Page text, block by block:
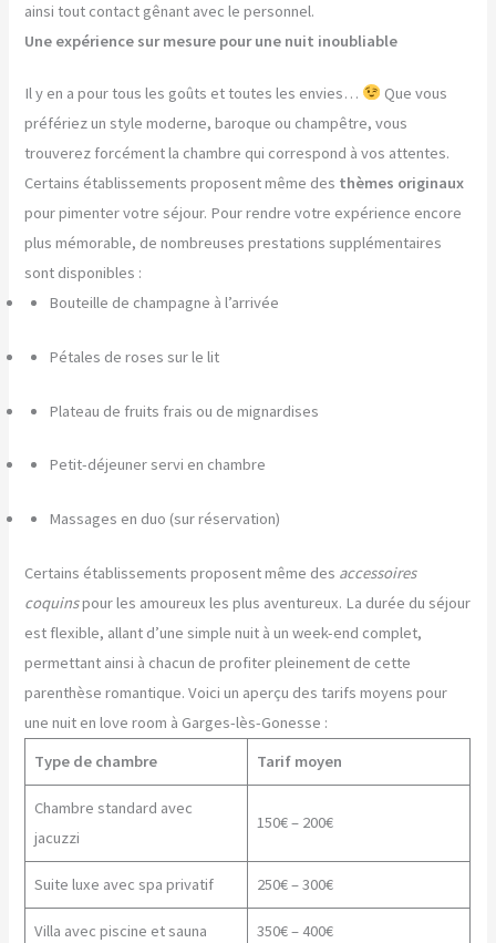
ainsi tout contact gênant avec le personnel.
Une expérience sur mesure pour une nuit inoubliable
Il y en a pour tous les goûts et toutes les envies…
Que vous
préfériez un style moderne, baroque ou champêtre, vous
trouverez forcément la chambre qui correspond à vos attentes.
Certains établissements proposent même des thèmes originaux
pour pimenter votre séjour. Pour rendre votre expérience encore
plus mémorable, de nombreuses prestations supplémentaires
sont disponibles :
Bouteille de champagne à l’arrivée
Pétales de roses sur le lit
Plateau de fruits frais ou de mignardises
Petit-déjeuner servi en chambre
Massages en duo (sur réservation)
Certains établissements proposent même des accessoires
coquinspour les amoureux les plus aventureux. La durée du séjour
est flexible, allant d’une simple nuit à un week-end complet,
permettant ainsi à chacun de profiter pleinement de cette
parenthèse romantique. Voici un aperçu des tarifs moyens pour
une nuit en love room à Garges-lès-Gonesse :
Type de chambre
Tarif moyen
Chambre standard avec
jacuzzi
150€ – 200€
Suite luxe avec spa privatif 250€ – 300€
Villa avec piscine et sauna 350€ – 400€